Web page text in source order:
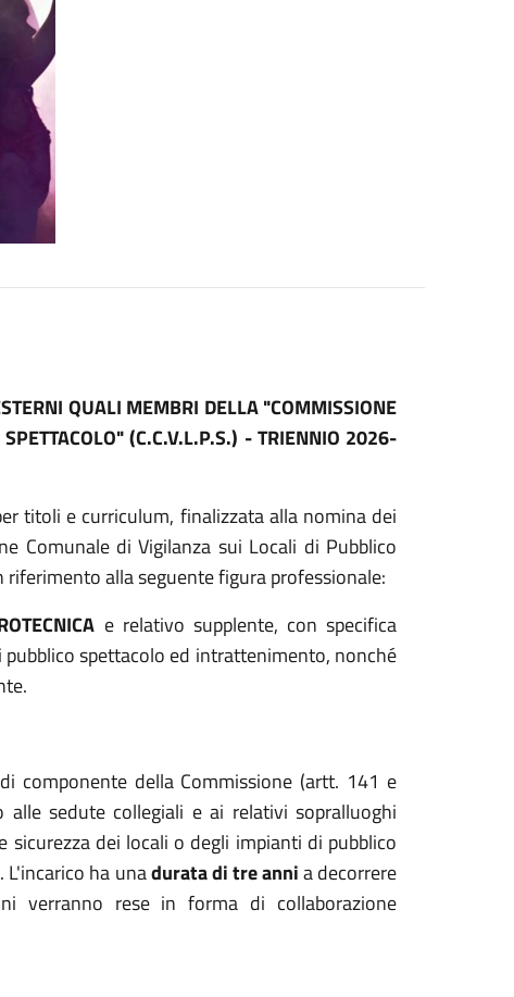
QUALI MEMBRI DELLA "COMMISSIONE
(C.C.V.L.P.S.) - TRIENNIO 2026-
titoli e curriculum, finalizzata alla nomina dei
Comunale di Vigilanza sui Locali di Pubblico
riferimento alla seguente figura professionale:
e relativo supplente, con specifica
spettacolo ed intrattenimento, nonché
componente della Commissione (artt. 141 e
sedute collegiali e ai relativi sopralluoghi
dei locali o degli impianti di pubblico
ha unadurata di tre annia decorrere
verranno rese in forma di collaborazione